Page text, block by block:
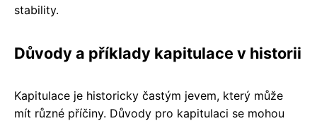
stability.
Důvody a příklady kapitulace v historii
Kapitulace je historicky častým jevem, který může
mít různé příčiny. Důvody pro kapitulaci se mohou